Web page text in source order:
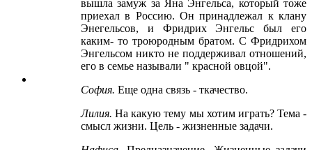
вышла замуж за Яна Энгельса, который тоже
приехал в Россию. Он принадлежал к клану
Энегельсов, и Фридрих Энгельс был его
каким- то троюродным братом. С Фридрихом
Энгельсом никто не поддерживал отношений,
его в семье называли " красной овцой".
София. Еще одна связь - ткачество.
Лилия.На какую тему мы хотим играть? Тема -
смысл жизни. Цель - жизненные задачи.